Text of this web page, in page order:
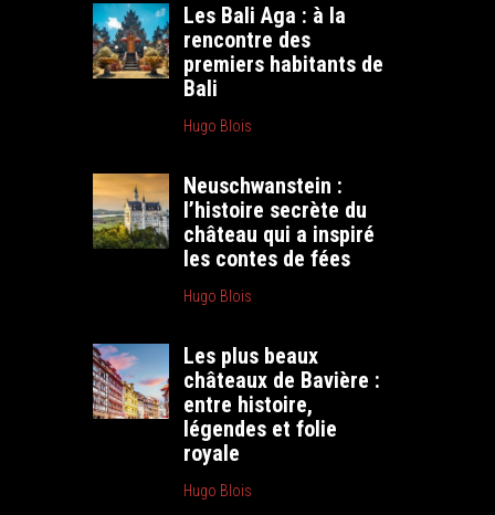
Les Bali Aga : à la
rencontre des
premiers habitants de
Bali
Hugo Blois
Neuschwanstein :
l’histoire secrète du
château qui a inspiré
les contes de fées
Hugo Blois
Les plus beaux
châteaux de Bavière :
entre histoire,
légendes et folie
royale
Hugo Blois